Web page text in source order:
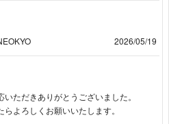
2026/05/19
いただきありがとうございました。
よろしくお願いいたします。